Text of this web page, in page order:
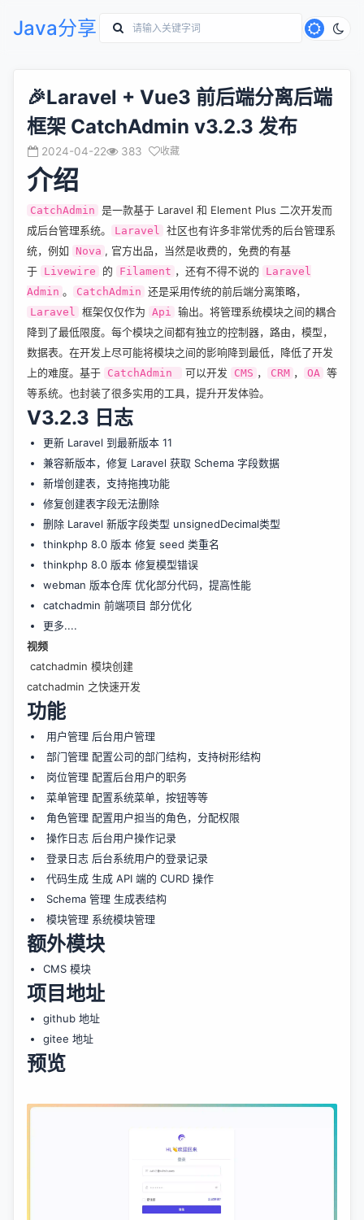
Java分享
🎉Laravel + Vue3 前后端分离后端
框架 CatchAdmin v3.2.3 发布
2024-04-22 383 收藏
介绍
CatchAdmin 是一款基于 Laravel 和 Element Plus 二次开发而
成后台管理系统。
Laravel 社区也有许多非常优秀的后台管理系
统，例如
Nova , 官方出品，当然是收费的，免费的有基
于 Livewire 的 Filament ，还有不得不说的
Laravel
Admin 。 CatchAdmin 还是采用传统的前后端分离策略，
Laravel 框架仅仅作为 Api 输出。将管理系统模块之间的耦合
降到了最低限度。每个模块之间都有独立的控制器，路由，模型，
数据表。在开发上尽可能将模块之间的影响降到最低，降低了开发
上的难度。基于 CatchAdmin 可以开发 CMS ， CRM ， OA 等
等系统。也封装了很多实用的工具，提升开发体验。
V3.2.3 日志
更新 Laravel 到最新版本 11
兼容新版本，修复 Laravel 获取 Schema 字段数据
新增创建表，支持拖拽功能
修复创建表字段无法删除
删除 Laravel 新版字段类型 unsignedDecimal类型
thinkphp 8.0 版本修复 seed 类重名
thinkphp 8.0 版本修复模型错误
webman 版本仓库优化部分代码，提高性能
catchadmin 前端项目 部分优化
更多....
视频
catchadmin 模块创建
catchadmin 之快速开发
功能
用户管理 后台用户管理
部门管理 配置公司的部门结构，支持树形结构
岗位管理 配置后台用户的职务
菜单管理 配置系统菜单，按钮等等
角色管理 配置用户担当的角色，分配权限
操作日志 后台用户操作记录
登录日志 后台系统用户的登录记录
代码生成 生成 API 端的 CURD 操作
Schema 管理 生成表结构
模块管理 系统模块管理
额外模块
CMS 模块
项目地址
github 地址
gitee 地址
预览